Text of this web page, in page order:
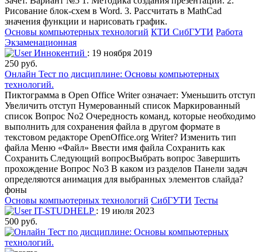
Рисование блок-схем в Word. 3. Рассчитать в MathCad
значения функции и нарисовать график.
Основы компьютерных технологий КТИ СибГУТИ Работа
Экзаменационная
Иннокентий : 19 ноября 2019
250 руб.
Онлайн Тест по дисциплине: Основы компьютерных
технологий.
Пиктограмма в Open Office Writer означает: Уменьшить отступ
Увеличить отступ Нумерованный список Маркированный
список Вопрос No2 Очередность команд, которые необходимо
выполнить для сохранения файла в другом формате в
текстовом редакторе OpenOffice.org Writer? Изменить тип
файла Меню «Файл» Ввести имя файла Сохранить как
Сохранить Следующий вопросВыбрать вопрос Завершить
прохождение Вопрос No3 В каком из разделов Панели задач
определяются анимация для выбранных элементов слайда?
фоны
Основы компьютерных технологий СибГУТИ Тесты
IT-STUDHELP : 19 июля 2023
500 руб.